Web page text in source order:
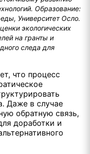
Образование:
Университет Осло.
экологических
на гранты и
следа для
что процесс
Даже в случае
обратную связь,
доработки и